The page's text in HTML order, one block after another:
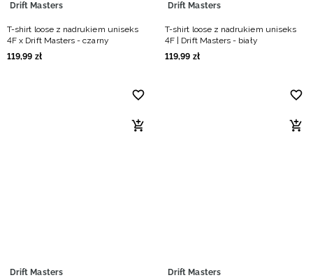
Drift Masters
T-shirt loose z nadrukiem uniseks
4F x Drift Masters - czarny
119,99 zł
Drift Masters
T-shirt loose z nadrukiem uniseks
4F | Drift Masters - biały
119,99 zł
Drift Masters Drift Masters